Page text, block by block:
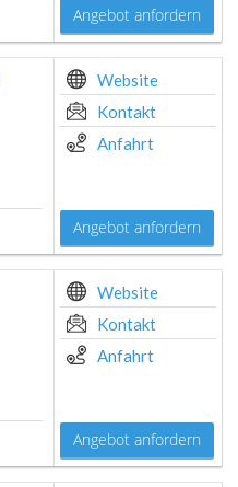
Angebot anfordern
Website
Kontakt
Anfahrt
Angebot anfordern
Website
Kontakt
Anfahrt
Angebot anfordern